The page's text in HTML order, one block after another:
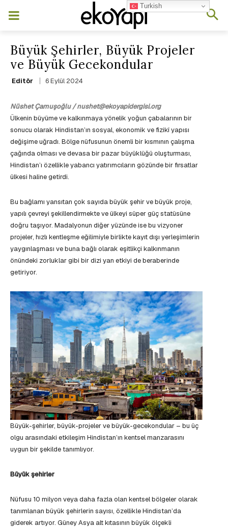
Büyük Şehirler, Büyük Projeler
ve Büyük Gecekondular
Editör 6 Eylül 2024
Nüshet Çamuşoğlu / nushet@ekoyapidergisi.org
Ülkenin büyüme ve kalkınmaya yönelik yoğun çabalarının bir
sonucu olarak Hindistan’ın sosyal, ekonomik ve fizikî yapısı
değişime uğradı. Bölge nüfusunun önemli bir kısmının çalışma
çağında olması ve devasa bir pazar büyüklüğü oluşturması,
Hindistan’ı özellikle yabancı yatırımcıların gözünde bir fırsatlar
ülkesi haline getirdi.
Bu bağlamı yansıtan çok sayıda büyük şehir ve büyük proje,
yapılı çevreyi şekillendirmekte ve ülkeyi süper güç statüsüne
doğru taşıyor. Madalyonun diğer yüzünde ise bu vizyoner
projeler, hızlı kentleşme eğilimiyle birlikte kayıt dışı yerleşimlerin
yaygınlaşması ve buna bağlı olarak eşitlikçi kalkınmanın
önündeki zorluklar gibi bir dizi yan etkiyi de beraberinde
getiriyor.
Büyük-şehirler, büyük-projeler ve büyük-gecekondular – bu üç
olgu arasındaki etkileşim Hindistan’ın kentsel manzarasını
uygun bir şekilde tanımlıyor.
Büyük şehirler
Nüfusu 10 milyon veya daha fazla olan kentsel bölgeler olarak
tanımlanan büyük şehirlerin sayısı, özellikle Hindistan’da
giderek artıyor. Güney Asya alt kıtasının büyük ölçekli
Turkish